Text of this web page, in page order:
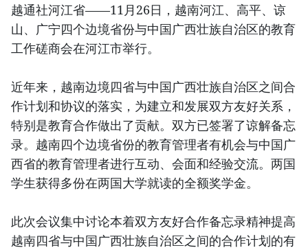
越通社河江省——11月26日，越南河江、高平、谅
山、广宁四个边境省份与中国广西壮族自治区的教育
工作磋商会在河江市举行。
近年来，越南边境四省与中国广西壮族自治区之间合
作计划和协议的落实，为建立和发展双方友好关系，
特别是教育合作做出了贡献。双方已签署了谅解备忘
录。越南四个边境省份的教育管理者有机会与中国广
西省的教育管理者进行互动、会面和经验交流。两国
学生获得多份在两国大学就读的全额奖学金。
此次会议集中讨论本着双方友好合作备忘录精神提高
越南四省与中国广西壮族自治区之间的合作计划的有